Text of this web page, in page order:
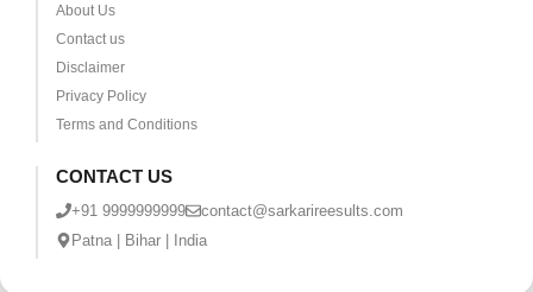
About Us
Contact us
Disclaimer
Privacy Policy
Terms and Conditions
CONTACT US
+91 9999999999
contact@sarkarireesults.com
Patna | Bihar | India